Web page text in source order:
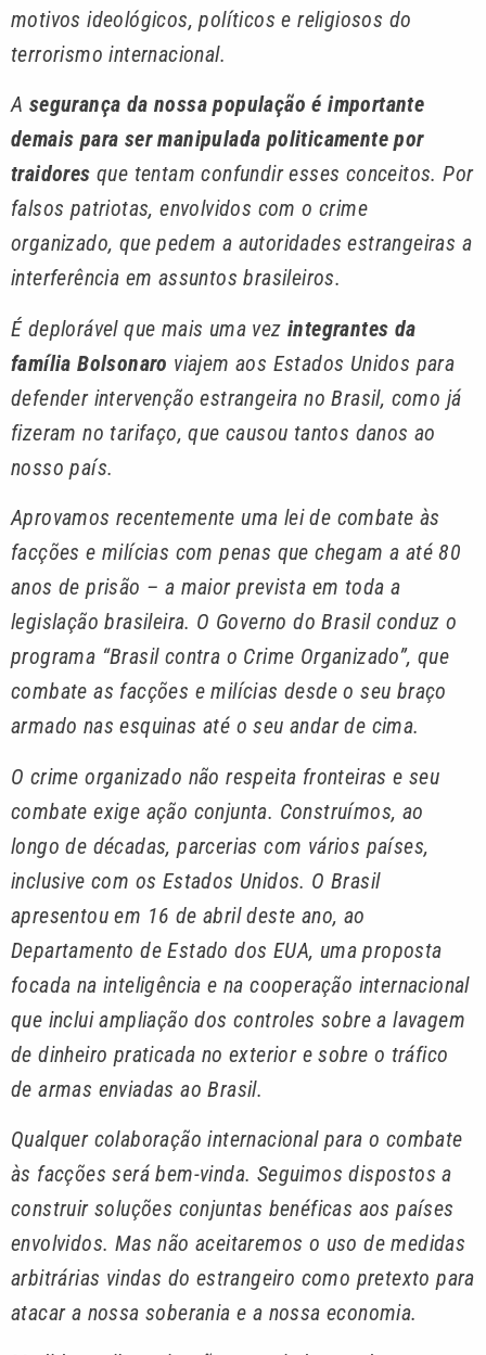
motivos ideológicos, políticos e religiosos do
terrorismo internacional.
A segurança da nossa população é importante
demais para ser manipulada politicamente por
traidoresque tentam confundir esses conceitos. Por
falsos patriotas, envolvidos com o crime
organizado, que pedem a autoridades estrangeiras a
interferência em assuntos brasileiros.
É deplorável que mais uma vez integrantes da
família Bolsonaro viajem aos Estados Unidos para
defender intervenção estrangeira no Brasil, como já
fizeram no tarifaço, que causou tantos danos ao
nosso país.
Aprovamos recentemente uma lei de combate às
facções e milícias com penas que chegam a até 80
anos de prisão – a maior prevista em toda a
legislação brasileira. O Governo do Brasil conduz o
programa “Brasil contra o Crime Organizado”, que
combate as facções e milícias desde o seu braço
armado nas esquinas até o seu andar de cima.
O crime organizado não respeita fronteiras e seu
combate exige ação conjunta. Construímos, ao
longo de décadas, parcerias com vários países,
inclusive com os Estados Unidos. O Brasil
apresentou em 16 de abril deste ano, ao
Departamento de Estado dos EUA, uma proposta
focada na inteligência e na cooperação internacional
que inclui ampliação dos controles sobre a lavagem
de dinheiro praticada no exterior e sobre o tráfico
de armas enviadas ao Brasil.
Qualquer colaboração internacional para o combate
às facções será bem-vinda. Seguimos dispostos a
construir soluções conjuntas benéficas aos países
envolvidos. Mas não aceitaremos o uso de medidas
arbitrárias vindas do estrangeiro como pretexto para
atacar a nossa soberania e a nossa economia.